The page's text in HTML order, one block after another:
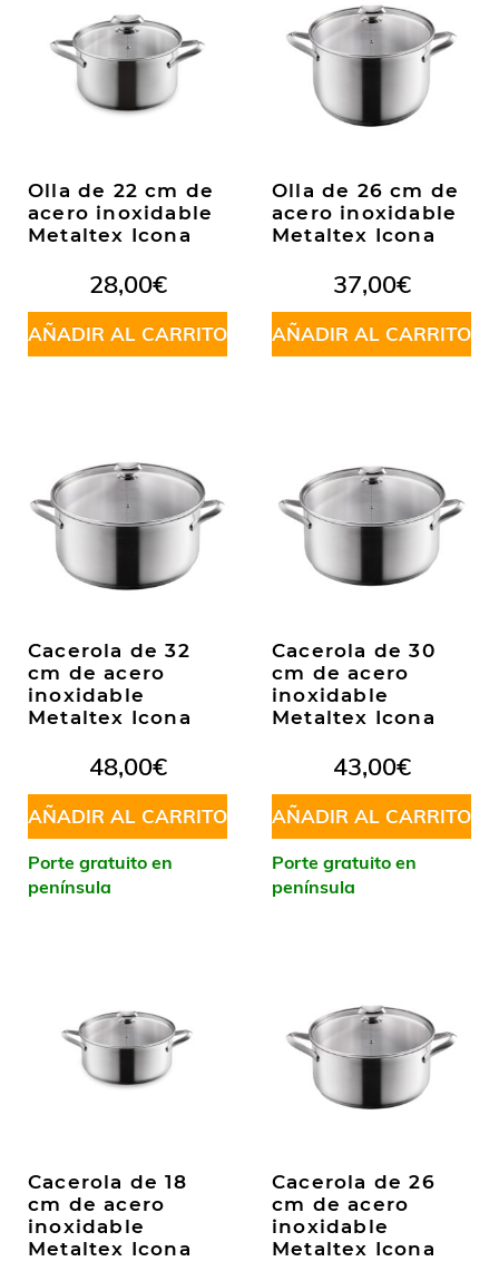
Olla de 22 cm de
acero inoxidable
Metaltex Icona
28,00€
AÑADIR AL CARRITO
Olla de 26 cm de
acero inoxidable
Metaltex Icona
37,00€
AÑADIR AL CARRITO
Cacerola de 32
cm de acero
inoxidable
Metaltex Icona
48,00€
AÑADIR AL CARRITO
Porte gratuito en
península
Cacerola de 30
cm de acero
inoxidable
Metaltex Icona
43,00€
AÑADIR AL CARRITO
Porte gratuito en
península
Cacerola de 18
cm de acero
inoxidable
Metaltex Icona
Cacerola de 26
cm de acero
inoxidable
Metaltex Icona